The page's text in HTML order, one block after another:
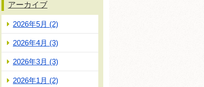
アーカイブ
2026年5月 (2)
2026年4月 (3)
2026年3月 (3)
2026年1月 (2)